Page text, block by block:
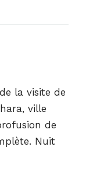
la visite de
ville
de
Nuit